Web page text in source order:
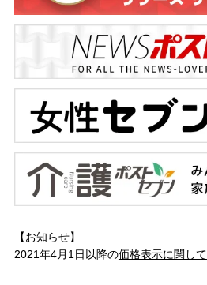
【お知らせ】
2021年4月1日以降の価格表示に関して